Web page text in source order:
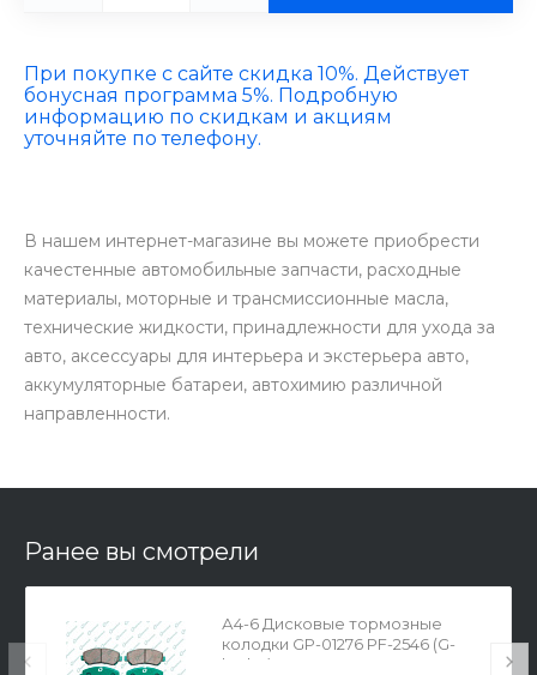
При покупке с сайте скидка 10%. Действует
бонусная программа 5%. Подробную
информацию по скидкам и акциям
уточняйте по телефону.
В нашем интернет-магазине вы можете приобрести
качестенные автомобильные запчасти, расходные
материалы, моторные и трансмиссионные масла,
технические жидкости, принадлежности для ухода за
авто, аксессуары для интерьера и экстерьера авто,
аккумуляторные батареи, автохимию различной
направленности.
Ранее вы смотрели
А4-6 Дисковые тормозные
колодки GP-01276 PF-2546 (G-
brake)